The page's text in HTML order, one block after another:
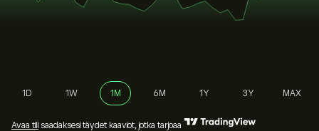
1D 1W 1M 6M 1Y 3Y MAX
Avaa tili saadaksesi täydet kaaviot, jotka tarjoaa